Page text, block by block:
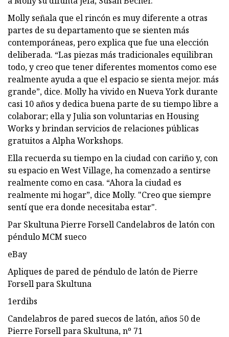
Molly señala que el rincón es muy diferente a otras
partes de su departamento que se sienten más
contemporáneas, pero explica que fue una elección
deliberada. “Las piezas más tradicionales equilibran
todo, y creo que tener diferentes momentos como ese
realmente ayuda a que el espacio se sienta mejor. más
grande”, dice. Molly ha vivido en Nueva York durante
casi 10 años y dedica buena parte de su tiempo libre a
colaborar; ella y Julia son voluntarias en Housing
Works y brindan servicios de relaciones públicas
gratuitos a Alpha Workshops.
Ella recuerda su tiempo en la ciudad con cariño y, con
su espacio en West Village, ha comenzado a sentirse
realmente como en casa. “Ahora la ciudad es
realmente mi hogar”, dice Molly. "Creo que siempre
sentí que era donde necesitaba estar".
Par Skultuna Pierre Forsell Candelabros de latón con
péndulo MCM sueco
eBay
Apliques de pared de péndulo de latón de Pierre
Forsell para Skultuna
1erdibs
Candelabros de pared suecos de latón, años 50 de
Pierre Forsell para Skultuna, nº 71